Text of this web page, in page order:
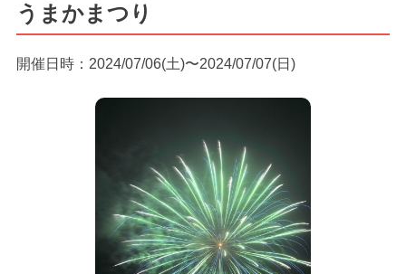
うまかまつり
開催日時：2024/07/06(土)〜2024/07/07(日)